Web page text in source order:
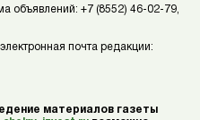
объявлений: +7 (8552) 46-02-79,
почта редакции:
материалов газеты